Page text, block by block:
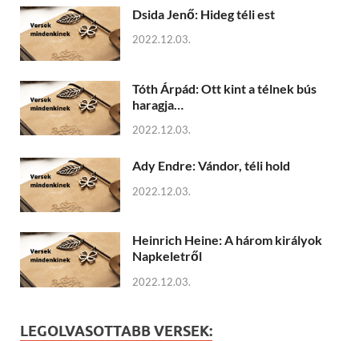
Dsida Jenő: Hideg téli est
2022.12.03.
Tóth Árpád: Ott kint a télnek bús
haragja…
2022.12.03.
Ady Endre: Vándor, téli hold
2022.12.03.
Heinrich Heine: A három királyok
Napkeletről
2022.12.03.
LEGOLVASOTTABB VERSEK: